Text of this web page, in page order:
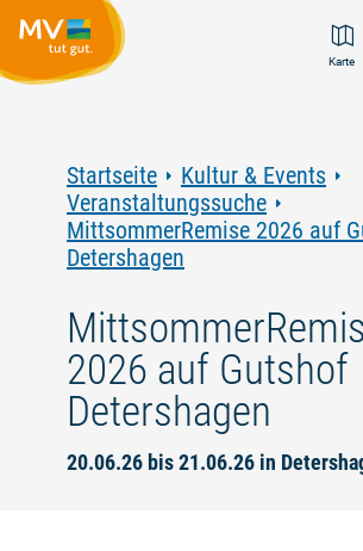
Inhalt
FooterKarte
Startseite
Kultur & Events
Veranstaltungssuche
MittsommerRemise 2026 auf
Detershagen
2026 auf Gutshof
Detershagen
20.06.26 bis 21.06.26 in